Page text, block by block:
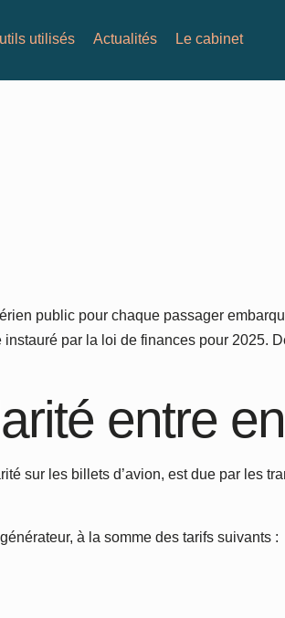
utilisés Actualités Le cabinet
public pour chaque passager
par la loi de finances pour 2025.
entre
sur les billets d’avion, est due par les
à la somme des tarifs suivants :